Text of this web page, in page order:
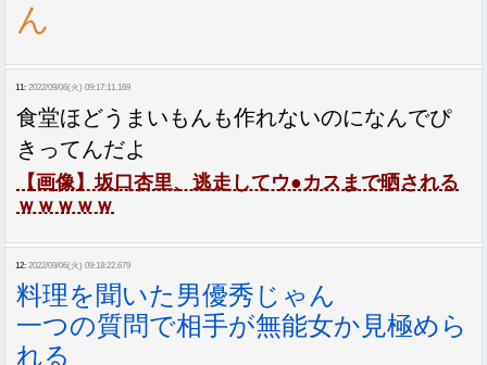
ん
11: 2022/09/06(火) 09:17:11.169
食堂ほどうまいもんも作れないのになんでぴ
きってんだよ
【画像】坂口杏里、逃走してウ●カスまで晒される
ｗｗｗｗｗ
12: 2022/09/06(火) 09:18:22.679
料理を聞いた男優秀じゃん
一つの質問で相手が無能女か見極めら
れる